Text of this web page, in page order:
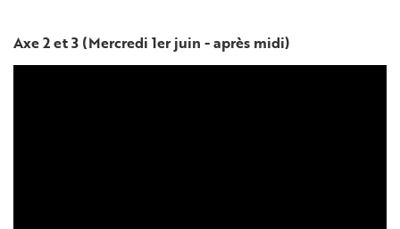
Axe 2 et 3 (Mercredi 1er juin - après midi)